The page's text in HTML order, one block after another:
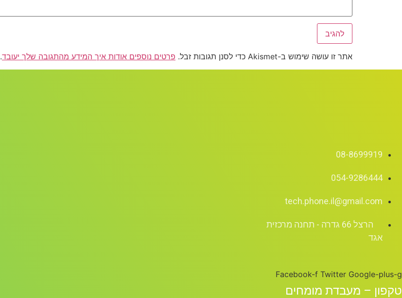
אתר זו עושה שימוש ב-Akismet כדי לסנן תגובות זבל. פרטים נוספים אודות איך המידע מהתגובה שלך יעובד.
08-8699919
054-9286444
tech.phone.il@gmail.com
הרצל 66 גדרה - תחנה מרכזית
אגד
Facebook-f Twitter Google-plus-g
טקפון – מעבדת מומחים